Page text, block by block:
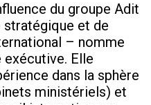
du groupe Adit
stratégique et de
– nomme
Elle
dans la sphère
ministériels) et